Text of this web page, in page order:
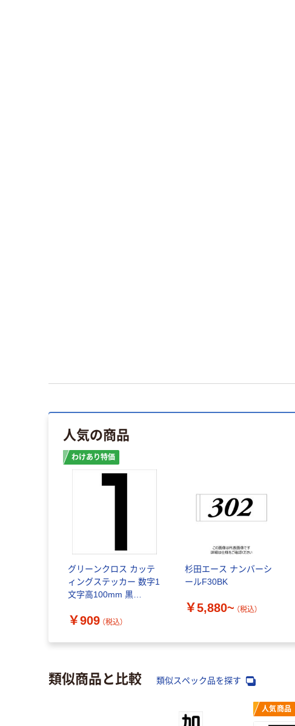
人気の商品
わけあり特価
グリーンクロス カッテ
ィングステッカー 数字1
文字高100mm 黒
あり品）
￥909 （税込）
杉田エース ナンバーシ
ールF30BK
￥5,880~ （税込）
類似商品と比較 類似スペック品を探す
人気商品